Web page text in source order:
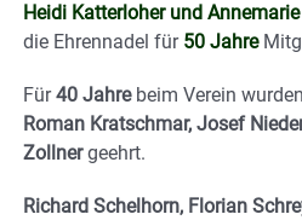
Heidi Katterloher und
die Ehrennadel für 50 Jahre
Für40 Jahrebeim Verein wurden
Roman Kratschmar, Josef
Zollnergeehrt.
Richard Schelhorn, Florian